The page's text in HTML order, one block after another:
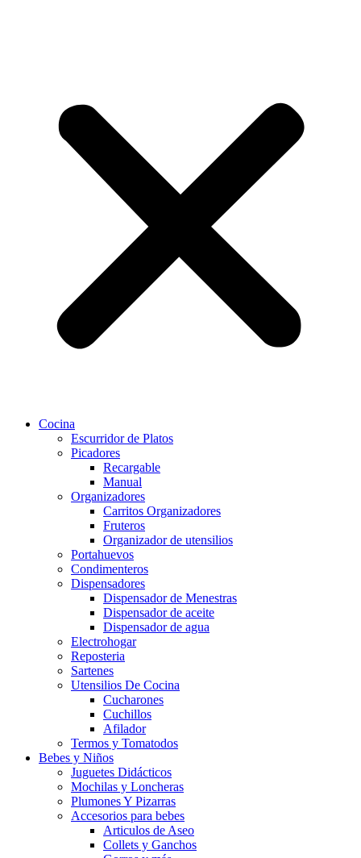
Cocina
Escurridor de Platos
Picadores
Recargable
Manual
Organizadores
Carritos Organizadores
Fruteros
Organizador de utensilios
Portahuevos
Condimenteros
Dispensadores
Dispensador de Menestras
Dispensador de aceite
Dispensador de agua
Electrohogar
Reposteria
Sartenes
Utensilios De Cocina
Cucharones
Cuchillos
Afilador
Termos y Tomatodos
Bebes y Niños
Juguetes Didácticos
Mochilas y Loncheras
Plumones Y Pizarras
Accesorios para bebes
Articulos de Aseo
Collets y Ganchos